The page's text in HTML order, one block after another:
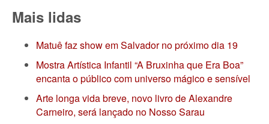
Mais lidas
Matuê faz show em Salvador no próximo dia 19
Mostra Artística Infantil “A Bruxinha que Era Boa”
encanta o público com universo mágico e sensível
Arte longa vida breve, novo livro de Alexandre
Carneiro, será lançado no Nosso Sarau